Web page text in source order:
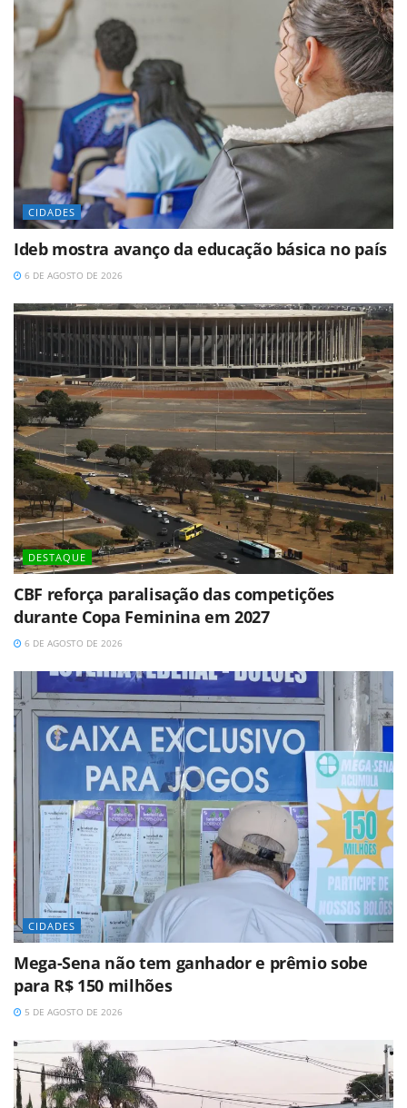
CIDADES
Ideb mostra avanço da educação básica no país
6 DE AGOSTO DE 2026
DESTAQUE
CBF reforça paralisação das competições
durante Copa Feminina em 2027
6 DE AGOSTO DE 2026
CIDADES
Mega-Sena não tem ganhador e prêmio sobe
para R$ 150 milhões
5 DE AGOSTO DE 2026